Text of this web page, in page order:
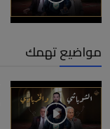
مواضيع تهمك